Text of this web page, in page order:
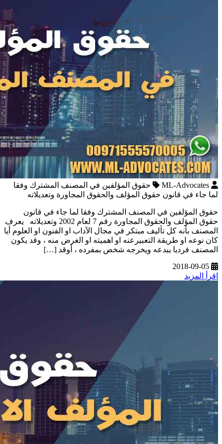
ML-Advocates
حقوق المؤلفين في المصنف المشترك وفقا
لما جاء في قانون حقوق المؤلف والحقوق المجاورة وتعديلاته
حقوق المؤلفين في المصنف المشترك وفقا لما جاء في قانون
حقوق المؤلف والحقوق المجاورة رقم 7 لعام 2002 وتعديلاته يعرف
المصنف بأنه كل تأليف مبتكر في مجال الآداب او الفنون او العلوم أيا
كان نوعه او طريقة التعبيرعنه او اهميته او الغرض منه ، وقد يكون
المصنف فرديا يبدعه ويخرجه شخص بمفرده ، أوقد […]
2018-09-05
اقرأ المزيد